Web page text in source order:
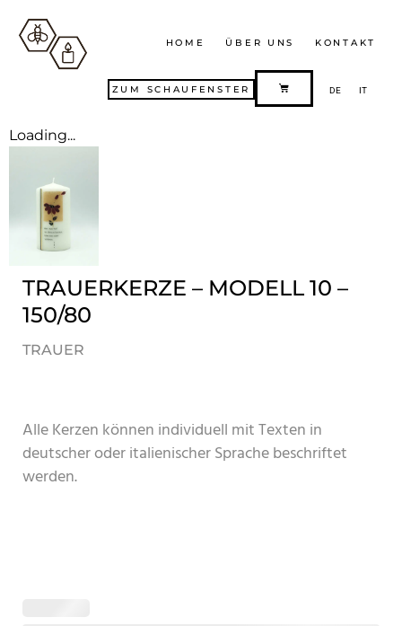
HOME ÜBER UNS KONTAKT
ZUM SCHAUFENSTER DE IT
Loading...
TRAUERKERZE – MODELL 10 –
150/80
TRAUER
Alle Kerzen können individuell mit Texten in
deutscher oder italienischer Sprache beschriftet
werden.